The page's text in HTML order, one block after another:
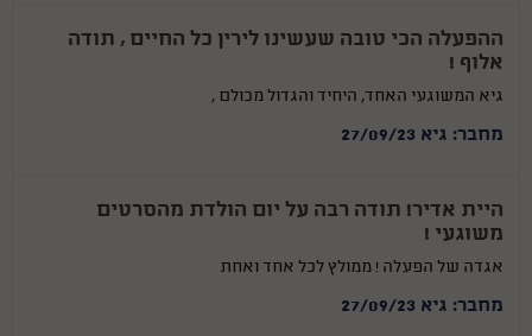
ההפעלה הכי טובה שעשינו לירין כל החיים , תודה
אלוף !
גיא המשוגעי האחד, היחיד והגדול מכולם ,
מחבר: גיא 27/09/23
היית אדיר! תודה רבה על יום הולדת מהסרטים
משוגעי !
אגדה של הפעלה ! ממולץ לכל אחד ואחת
מחבר: גיא 27/09/23